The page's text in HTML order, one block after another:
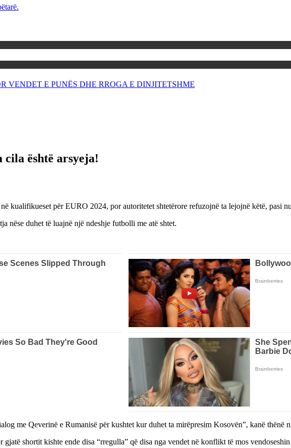
VENDET E PUNËS DHE RROGA E DINJITETSHME
është arsyeja!
kualifikueset për EURO 2024, por autoritetet shtetërore refuzojnë ta lejojnë këtë, pasi
nëse duhet të luajnë një ndeshje futbolli me atë shtet.
me Qeverinë e Rumanisë për kushtet kur duhet ta mirëpresim Kosovën”, kanë thënë
shortit kishte ende disa “rregulla” që disa nga vendet në konflikt të mos